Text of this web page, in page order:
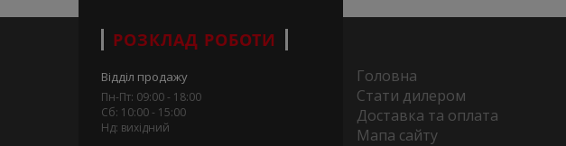
РОЗКЛАД РОБОТИ
Відділ продажу
Пн-Пт: 09:00 - 18:00
Сб: 10:00 - 15:00
Нд: вихідний
Головна
Стати дилером
Доставка та оплата
Мапа сайту